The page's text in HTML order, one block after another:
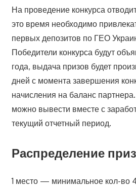
На проведение конкурса
это время необходимо
первых депозитов по ГЕО
Победители конкурса будут
года, выдача призов будет
дней с момента завершения
начисления на баланс
можно вывести вместе с
текущий отчетный период.
Распределение
1 место — минимальное кол-во